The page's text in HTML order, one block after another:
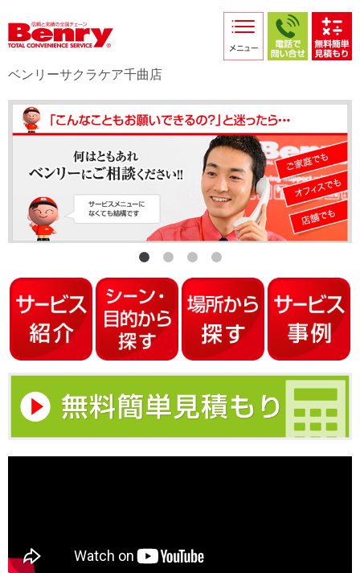
採用情報
店舗からのお知らせ
店舗日記
スタッフ紹介
プライバシーポリシー
本部スマホサイト
ベンリーサクラケア千曲店